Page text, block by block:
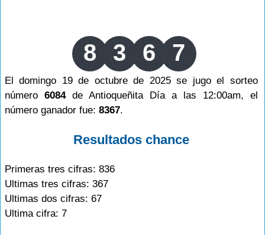
8 3 6 7
El domingo 19 de octubre de 2025 se jugo el sorteo
número 6084de Antioqueñita Día a las 12:00am, el
número ganador fue: 8367.
Resultados chance
Primeras tres cifras: 836
Ultimas tres cifras: 367
Ultimas dos cifras: 67
Ultima cifra: 7